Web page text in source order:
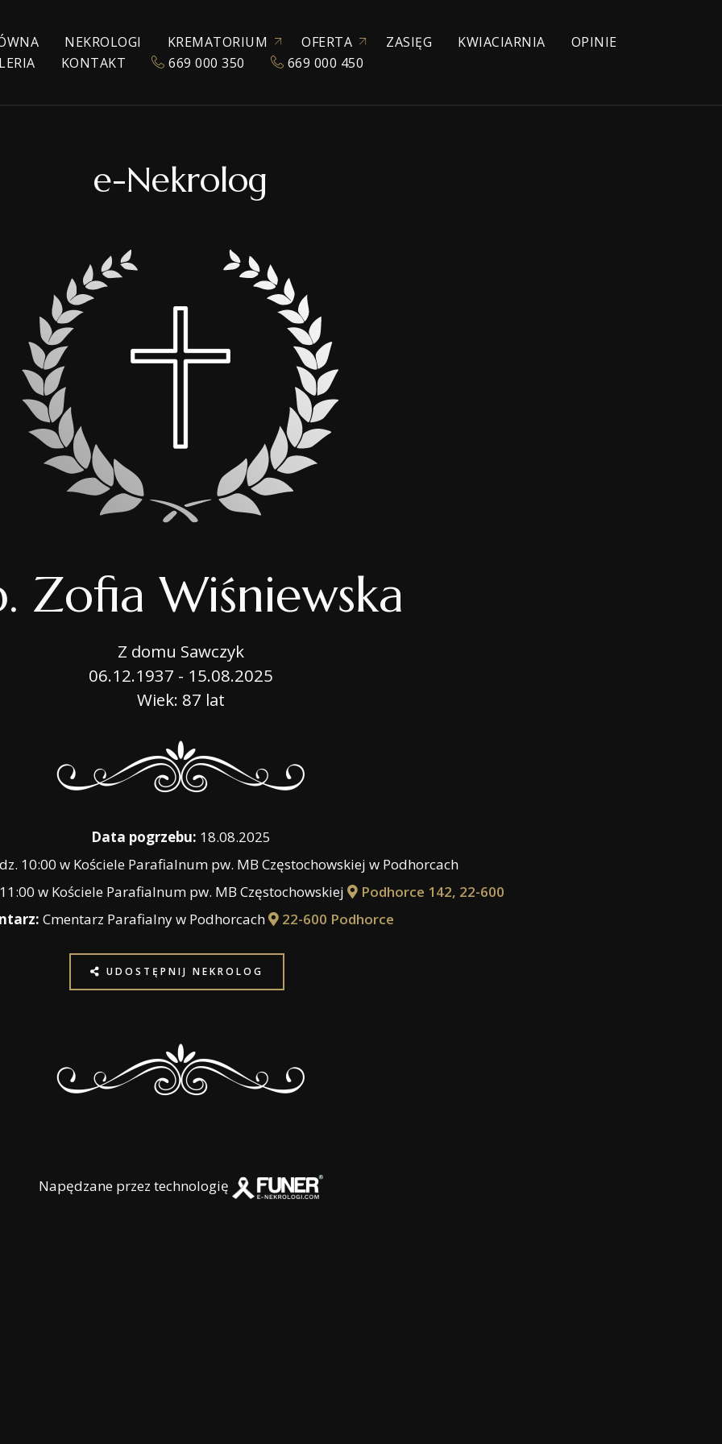
NEKROLOGI KREMATORIUM
KATALOG URN
OFERTA
POGRZEBY WYZNANIOWE
AKCESORIA POGRZEBOWE
SALE POŻEGNAŃ
WŁASNE CHŁODNIE
OPRAWA MUZYCZNA
E-NEKROLOGI
OPIEKA NAD GROBAMI
BIURO MOBILNE
USŁUGI CMENTARNE
PORADNIK
ZASIĘG KWIACIARNIA
OPINIE
KONTAKT 669 000 350 669 000 450
e-Nekrolog
Zofia Wiśniewska
Z domu Sawczyk
06.12.1937 - 15.08.2025
Wiek: 87 lat
Data pogrzebu: 18.08.2025
10:00 w Kościele Parafialnum pw. MB Częstochowskiej w Podhorcach
w Kościele Parafialnum pw. MB Częstochowskiej
Podhorce 142, 22-600
Cmentarz Parafialny w Podhorcach 22-600 Podhorce
UDOSTĘPNIJ NEKROLOG
Napędzane przez technologię